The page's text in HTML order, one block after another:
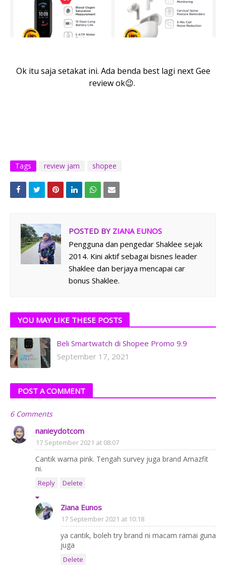
Ok itu saja setakat ini. Ada benda best lagi next Gee
review ok😉.
Tags review jam shopee
POSTED BYZIANA EUNOS
Pengguna dan pengedar Shaklee sejak
2014. Kini aktif sebagai bisnes leader
Shaklee dan berjaya mencapai car
bonus Shaklee.
YOU MAY LIKE THESE POSTS
Beli Smartwatch di Shopee Promo 9.9
September 17, 2021
POST A COMMENT
6 Comments
nanieydotcom
17 September 2021 at 08:07
Cantik warna pink. Tengah survey juga brand Amazfit
ni.
Reply Delete
Ziana Eunos
17 September 2021 at 10:18
ya cantik, boleh try brand ni macam ramai guna
juga
Delete